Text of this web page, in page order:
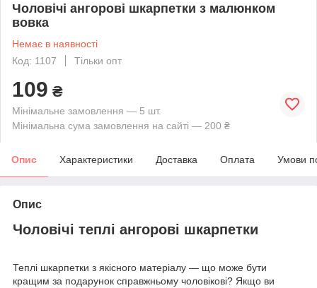
Чоловічі ангорові шкарпетки з малюнком
вовка
Немає в наявності
Код: 1107
Тільки опт
109 ₴
Мінімальне замовлення — 5 шт.
Мінімальна сума замовлення на сайті — 200 ₴
Опис Характеристики Доставка Оплата Умови
Опис
Чоловічі теплі ангорові шкарпетки
Теплі шкарпетки з якісного матеріалу — що може бути
кращим за подарунок справжньому чоловікові? Якщо ви